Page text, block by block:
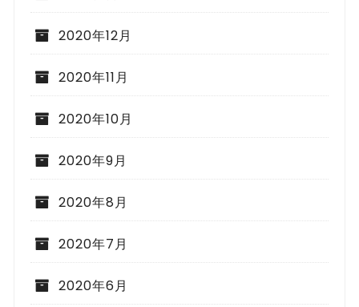
2020年12月
2020年11月
2020年10月
2020年9月
2020年8月
2020年7月
2020年6月